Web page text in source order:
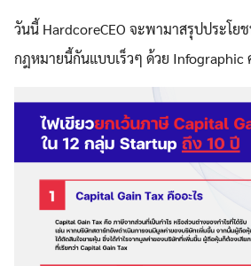
วันนี้ HardcoreCEO จะพามาสรุปประโย
กฎหมายนี้กันแบบเร็วๆ ด้วย Infographic